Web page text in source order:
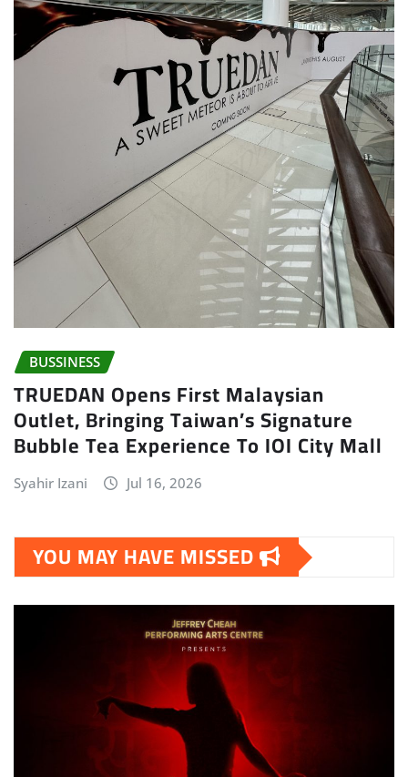
BUSSINESS
TRUEDAN Opens First Malaysian
Outlet, Bringing Taiwan’s Signature
Bubble Tea Experience To IOI City Mall
Syahir Izani Jul 16, 2026
YOU MAY HAVE MISSED